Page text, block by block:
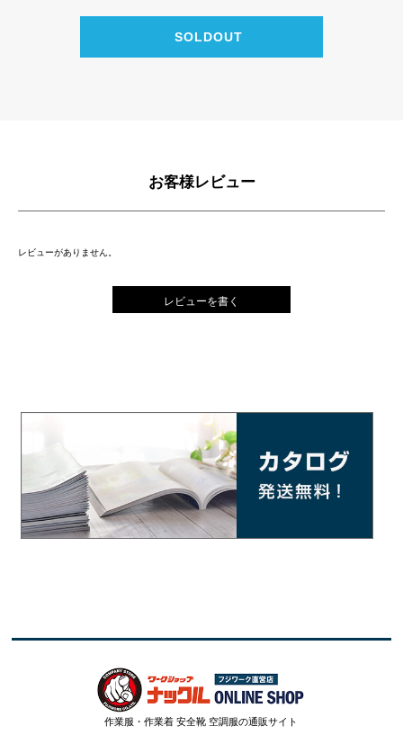
お客様レビュー
レビューがありません。
レビューを書く
作業服・作業着 安全靴 空調服の通販サイト